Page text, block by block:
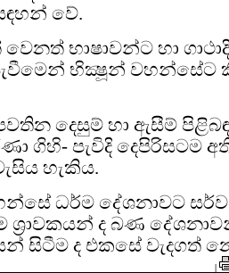
වේ.
භාෂාවන්ට හා
භික්‍ෂූන් වහන්සේට
දෙසුම් හා ඇසීම්
ගිහි- පැවිදි දෙපිරිසටම
හැකිය.
ධර්ම දේශනාවට සර්ව
ශ්‍රාවකයන් ද බණ
සිටීම ද එකසේ වැදගත්
|